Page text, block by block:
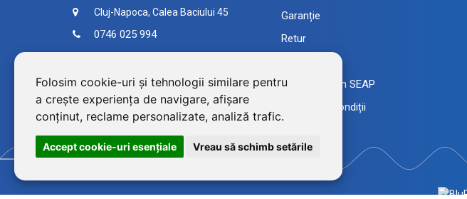
Folosim cookie-uri și tehnologii similare pentru
a crește experiența de navigare, afișare
conținut, reclame personalizate, analiză trafic.
Accept cookie-uri esenţiale Vreau să schimb setările
Cluj-Napoca, Calea Baciului 45
0746 025 994
Garanție
Retur
Comanda prin SEAP
Termeni și condiții